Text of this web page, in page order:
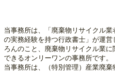
当事務所は、「廃棄物リサイクル
の実務経験を持つ行政書士」が運
ろんのこと、廃棄物リサイクル業に
できるオンリーワンの事務所です。
当事務所は、（特別管理）産業廃